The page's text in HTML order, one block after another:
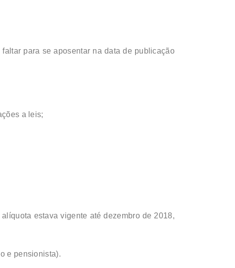
para se aposentar na data de publicação
a leis;
estava vigente até dezembro de 2018,
e pensionista).